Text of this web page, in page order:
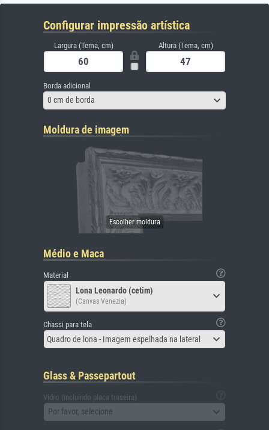
Configurar impressão artística
Largura (Tema, cm) Altura (Tema, cm)
Borda adicional
0 cm de borda
Moldura de imagem
Médio e Maca
Material
Lona Leonardo (cetim)
(Canvas Venezia)
Chassi para tela
Quadro de lona - Imagem espelhada na lateral
Glass & Passepartout
Vidro (incluindo placa traseira)
Por favor, selecione